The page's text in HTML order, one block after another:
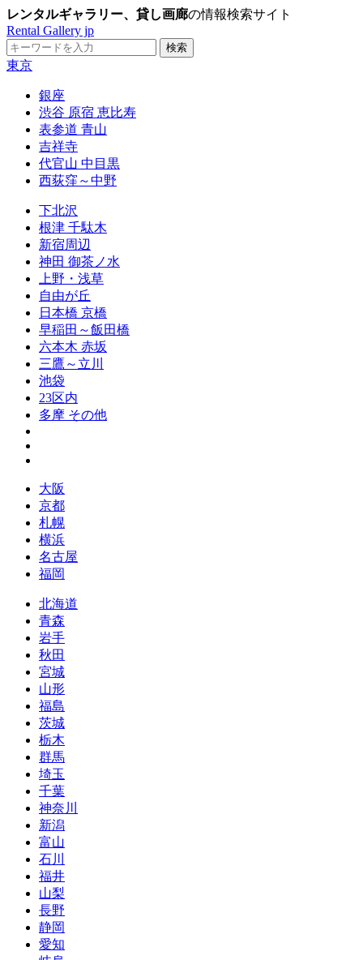
レンタルギャラリー、貸し画廊の情報検索サイト
Rental Gallery jp
東京
銀座
渋谷 原宿 恵比寿
表参道 青山
吉祥寺
代官山 中目黒
西荻窪～中野
下北沢
根津 千駄木
新宿周辺
神田 御茶ノ水
上野・浅草
自由が丘
日本橋 京橋
早稲田～飯田橋
六本木 赤坂
三鷹～立川
池袋
23区内
多摩 その他
大阪
京都
札幌
横浜
名古屋
福岡
北海道
青森
岩手
秋田
宮城
山形
福島
茨城
栃木
群馬
埼玉
千葉
神奈川
新潟
富山
石川
福井
山梨
長野
静岡
愛知